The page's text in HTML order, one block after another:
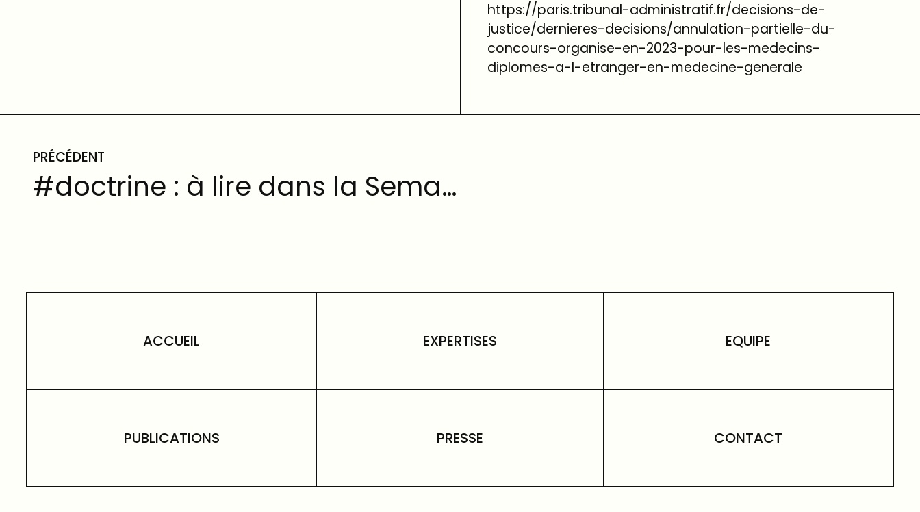
https://paris.tribunal-administratif.fr/decisions-de-
justice/dernieres-decisions/annulation-partielle-du-
concours-organise-en-2023-pour-les-medecins-
diplomes-a-l-etranger-en-medecine-generale
PRÉCÉDENT
#doctrine : à lire dans la Semaine juridique Lexis Nexis, notre article « L’urgence dans les référés administratif : portée disparue ? »
ACCUEIL EXPERTISES EQUIPE
PUBLICATIONS PRESSE CONTACT